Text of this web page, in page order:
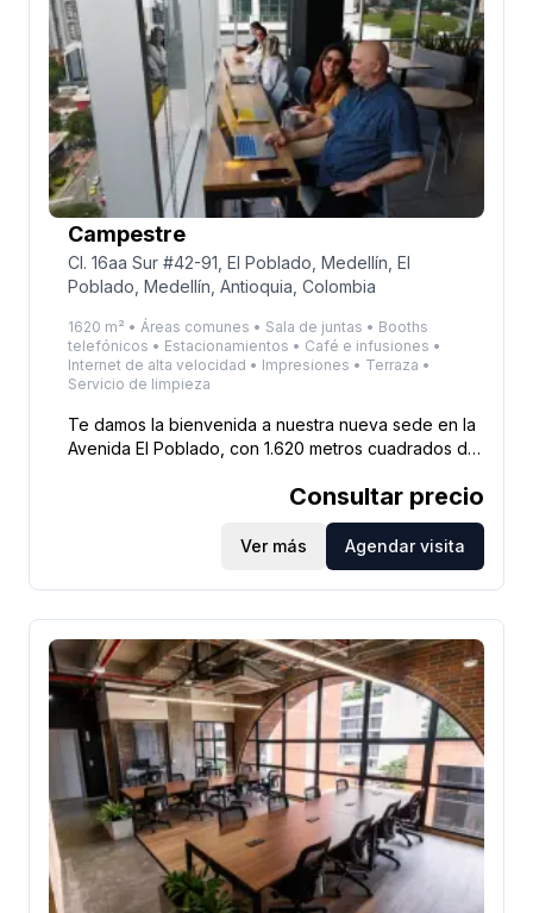
la colaboración, ideales para cualquier tipo de
trabajo.
Campestre
Cl. 16aa Sur #42-91, El Poblado, Medellín, El
Poblado, Medellín, Antioquia, Colombia
1620 m² • Áreas comunes • Sala de juntas • Booths
telefónicos • Estacionamientos • Café e infusiones •
Internet de alta velocidad • Impresiones • Terraza •
Servicio de limpieza
Te damos la bienvenida a nuestra nueva sede en la
Avenida El Poblado, con 1.620 metros cuadrados de
Ubicada a solo una cuadra del Club Campestre y
frente a la Cámara de Comercio de Medellín, esta
sede alberga una comunidad con más de 325
inmejorable, con excelentes opciones de transporte
público y acceso peatonal a supermercados,
bancos, restaurantes, y centros de salud. Aquí
encontrarás un espacio tranquilo y cómodo,
perfecto para concentrarte y llevar adelante tus
proyectos. ¡Te esperamos!
Consultar precio
Ver más Agendar visita